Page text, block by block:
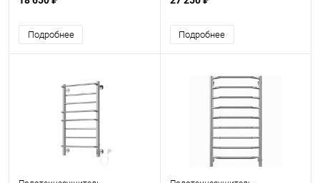
Подробнее Подробнее